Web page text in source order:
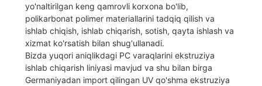
yo'naltirilgan keng qamrovli korxona bo'lib,
polikarbonat polimer materiallarini tadqiq qilish va
ishlab chiqish, ishlab chiqarish, sotish, qayta ishlash va
xizmat ko'rsatish bilan shug'ullanadi.
Bizda yuqori aniqlikdagi PC varaqlarini ekstruziya
ishlab chiqarish liniyasi mavjud va shu bilan birga
Germaniyadan import qilingan UV qo'shma ekstruziya